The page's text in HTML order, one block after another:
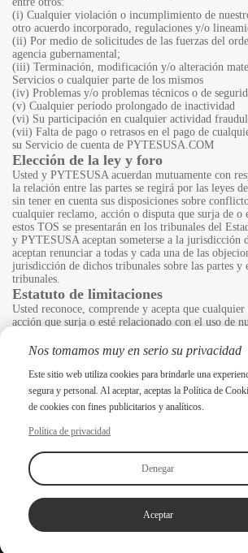
(i) Cualquier violación o incumplimiento de
otro acuerdo incorporado, regulaciones y/o
(ii) Por medio de solicitudes de las fuerzas del
agencia gubernamental;
(iii) Terminación, modificación y/o alteración
Servicios o cualquier parte de los mismos
(iv) Problemas y/o problemas técnicos o de
(v) Cualquier período prolongado de inactividad
(vi) Su participación en cualquier actividad
(vii) Falta de pago o retrasos en el pago de
su Servicio de cuenta de PYTESUSA.COM
Elección de la ley y foro
Usted y PYTESUSA acuerdan mutuamente con
la relación entre las partes se regirá por las leyes
sin tener en cuenta sus disposiciones sobre
cualquier reclamo, acción o disputa que surja de o
estos TOS se presentarán en los tribunales del
y PYTESUSA aceptan someterse a la jurisdicción
aceptan renunciar a todas y cada una de las
jurisdicción de dichos tribunales sobre las partes y
tribunales.
Estatuto de limitaciones
Usted reconoce, comprende y acepta que cualquier
acción que surja o esté relacionado con el uso de
reclamo o causa de acción, o prescribirá para
Informe todas y cada una de las violaciones de
de la siguiente manera:
Correo electrónico: pytesusa@pytesgroup.com
Nos tomamos muy en serio su privacidad
Este sitio web utiliza cookies para brindarle una
segura y personal. Al aceptar, aceptas la Política de
de cookies con fines publicitarios y analíticos.
Política de privacidad
Denegar
Aceptar